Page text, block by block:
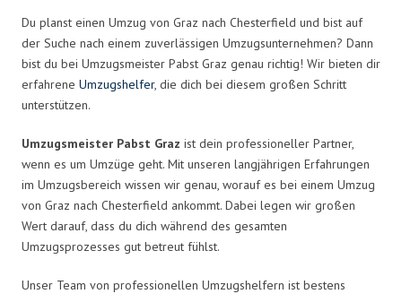
Du planst einen Umzug von Graz nach Chesterfield und bist auf
der Suche nach einem zuverlässigen Umzugsunternehmen? Dann
bist du bei Umzugsmeister Pabst Graz genau richtig! Wir bieten dir
erfahrene Umzugshelfer, die dich bei diesem großen Schritt
unterstützen.
Umzugsmeister Pabst Graz ist dein professioneller Partner,
wenn es um Umzüge geht. Mit unseren langjährigen Erfahrungen
im Umzugsbereich wissen wir genau, worauf es bei einem Umzug
von Graz nach Chesterfield ankommt. Dabei legen wir großen
Wert darauf, dass du dich während des gesamten
Umzugsprozesses gut betreut fühlst.
Unser Team von professionellen Umzugshelfern ist bestens